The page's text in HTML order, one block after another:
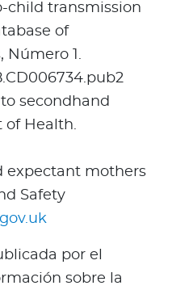
child transmission
of
Número 1.
secondhand
of Health.
expectant mothers
Safety
por el
sobre la